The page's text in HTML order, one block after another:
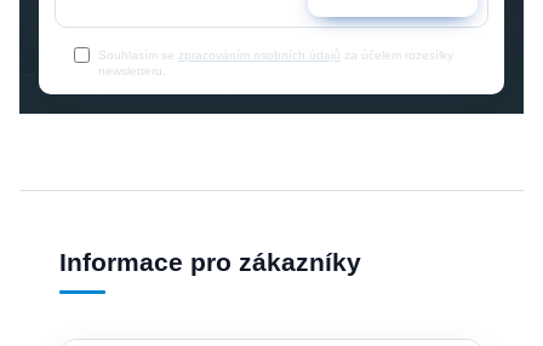
Souhlasím se zpracováním osobních údajů za účelem rozesílky
newsletteru.
Informace pro zákazníky